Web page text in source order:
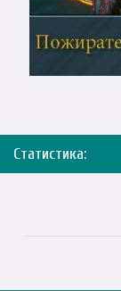
Статистика: